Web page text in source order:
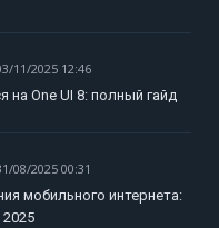
11/2025 12:46
на One UI 8: полный гайд
08/2025 00:31
мобильного интернета: